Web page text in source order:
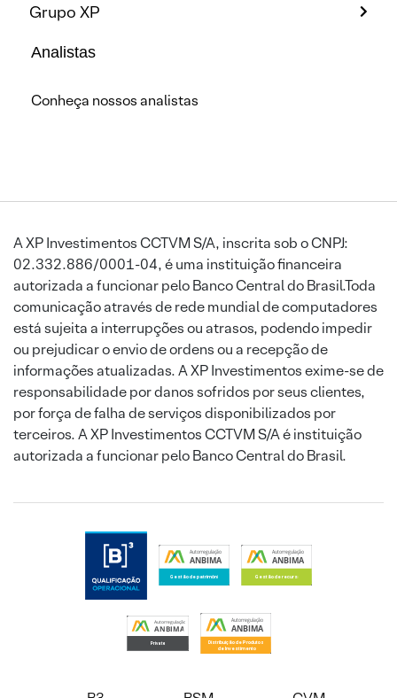
Grupo XP
Analistas
Conheça nossos analistas
A XP Investimentos CCTVM S/A, inscrita sob o CNPJ:
02.332.886/0001-04, é uma instituição financeira
autorizada a funcionar pelo Banco Central do Brasil.Toda
comunicação através de rede mundial de computadores
está sujeita a interrupções ou atrasos, podendo impedir
ou prejudicar o envio de ordens ou a recepção de
informações atualizadas. A XP Investimentos exime-se de
responsabilidade por danos sofridos por seus clientes,
por força de falha de serviços disponibilizados por
terceiros. A XP Investimentos CCTVM S/A é instituição
autorizada a funcionar pelo Banco Central do Brasil.